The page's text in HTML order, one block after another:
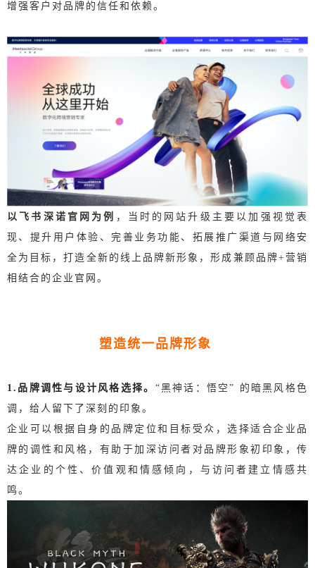
增强客户对品牌的信任和依赖。
以飞书深诺官网为例 ，当时的网站升级主要以加强视觉表
现、提升用户体验、完善业务功能、拓展推广渠道与网络安
全为目标，打造全新的线上品牌新形象，形成兼顾品牌+营销
相结合的企业官网。
塑造统一品牌形象
1.品牌调性与设计风格选择。 “黑神话： 悟空” 的暗黑风格色
调，给人留下了深刻的印象。
企业可以根据自身的品牌定位和目标受众，选择适合企业品
牌的调性和风格，有助于加深访问者对品牌形象初印象，传
达企业的个性、价值观和情感倾向，与访问者建立情感共
鸣。